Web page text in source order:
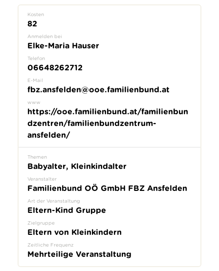
Kosten
82
Anmelden bei
Elke-Maria Hauser
Telefon
06648262712
E-Mail
fbz.ansfelden@ooe.familienbund.at
www
https://ooe.familienbund.at/familienbun
dzentren/familienbundzentrum-
ansfelden/
Themen
Babyalter, Kleinkindalter
Veranstalter
Familienbund OÖ GmbH FBZ Ansfelden
Art der Veranstaltung
Eltern-Kind Gruppe
Zielgruppe
Eltern von Kleinkindern
Zeitliche Frequenz
Mehrteilige Veranstaltung